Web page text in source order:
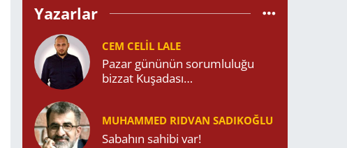
Yazarlar
CEM CELIL LALE
Pazar gününün sorumluluğu
bizzat Kuşadası
MUHAMMED RIDVAN SADIKOĞLU
Sabahın sahibi var!